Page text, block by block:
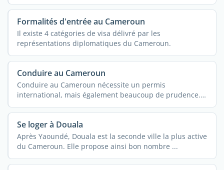
Formalités d'entrée au Cameroun
Il existe 4 catégories de visa délivré par les
représentations diplomatiques du Cameroun.
Conduire au Cameroun
Conduire au Cameroun nécessite un permis
international, mais également beaucoup de prudence.
...
Se loger à Douala
Après Yaoundé, Douala est la seconde ville la plus active
du Cameroun. Elle propose ainsi bon nombre ...